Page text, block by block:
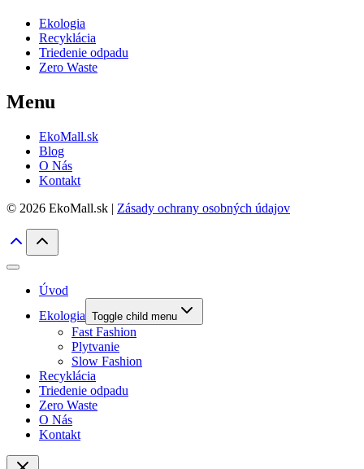
Ekologia
Recyklácia
Triedenie odpadu
Zero Waste
Menu
EkoMall.sk
Blog
O Nás
Kontakt
© 2026 EkoMall.sk | Zásady ochrany osobných údajov
Úvod
Ekologia Toggle child menu
Fast Fashion
Plytvanie
Slow Fashion
Recyklácia
Triedenie odpadu
Zero Waste
O Nás
Kontakt